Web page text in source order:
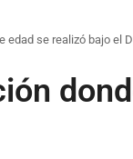
edad se realizó bajo el